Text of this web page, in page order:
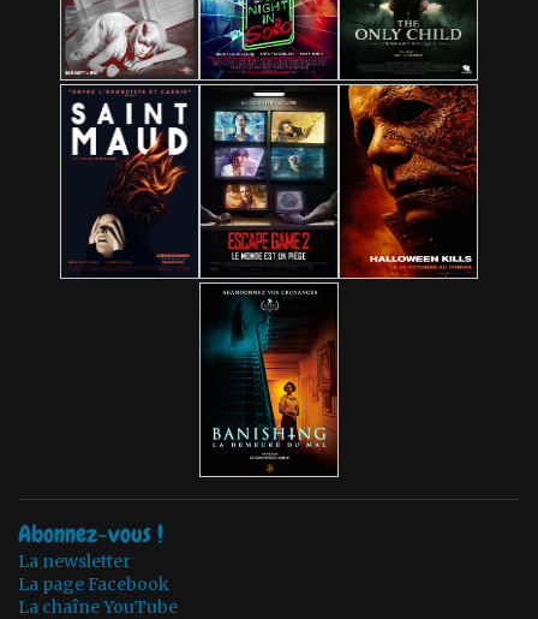
Abonnez-vous !
La newsletter
La page Facebook
La chaîne YouTube